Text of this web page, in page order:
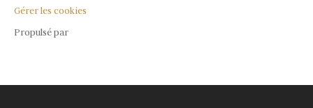
Gérer les cookies
Propulsé par